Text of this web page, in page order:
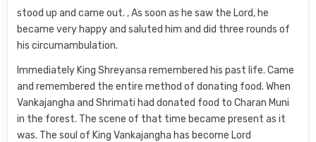
stood up and came out. , As soon as he saw the Lord, he
became very happy and saluted him and did three rounds of
his circumambulation.
Immediately King Shreyansa remembered his past life. Came
and remembered the entire method of donating food. When
Vankajangha and Shrimati had donated food to Charan Muni
in the forest. The scene of that time became present as it
was. The soul of King Vankajangha has become Lord